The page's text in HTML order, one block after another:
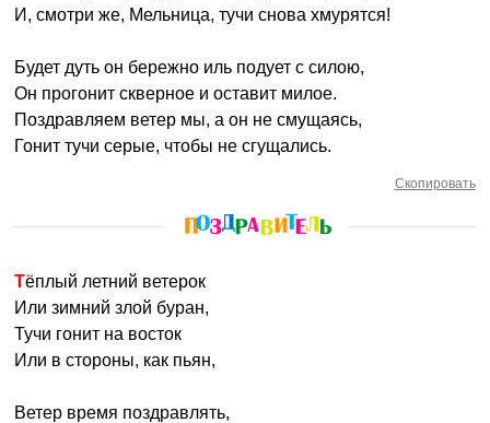
И, смотри же, Мельница, тучи снова хмурятся!
Будет дуть он бережно иль подует с силою,
Он прогонит скверное и оставит милое.
Поздравляем ветер мы, а он не смущаясь,
Гонит тучи серые, чтобы не сгущались.
Скопировать
Тёплый летний ветерок
Или зимний злой буран,
Тучи гонит на восток
Или в стороны, как пьян,
Ветер время поздравлять,